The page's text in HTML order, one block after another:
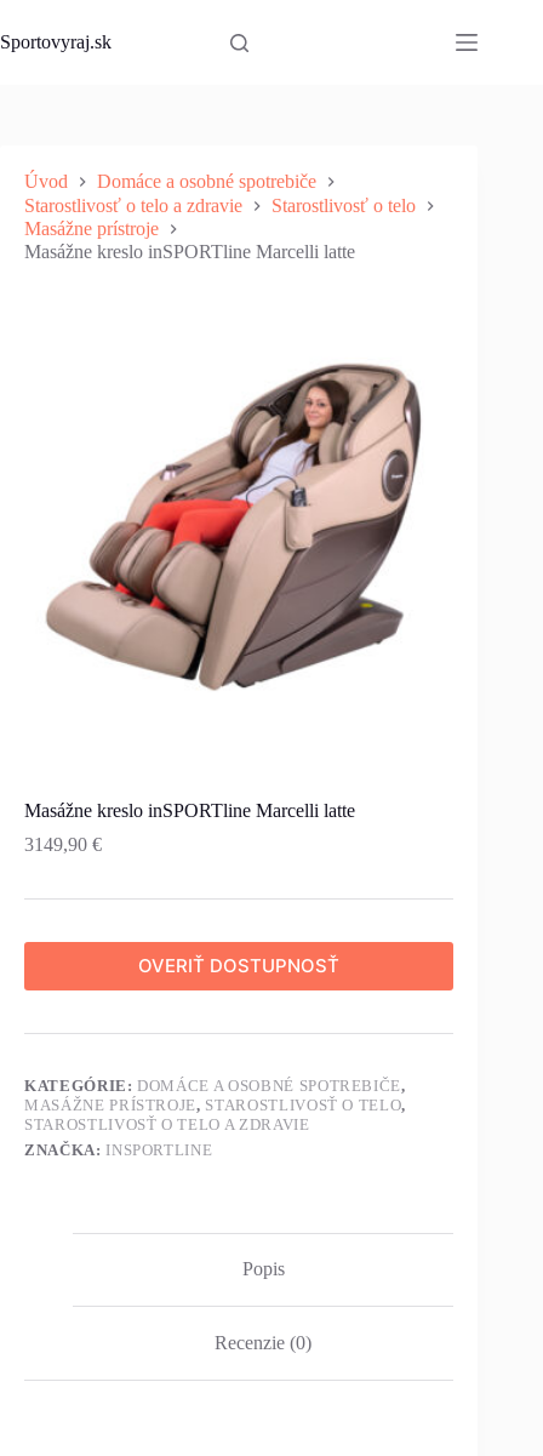
to
content
Sportovyraj.sk
Úvod
Domáce a osobné spotrebiče
Starostlivosť o telo a zdravie
Starostlivosť o telo
Masážne prístroje
Masážne kreslo inSPORTline Marcelli latte
Masážne kreslo inSPORTline Marcelli latte
3149,90 €
OVERIŤ DOSTUPNOSŤ
KATEGÓRIE:DOMÁCE A OSOBNÉ SPOTREBIČE,
MASÁŽNE PRÍSTROJE, STAROSTLIVOSŤ O TELO,
STAROSTLIVOSŤ O TELO A ZDRAVIE
ZNAČKA: INSPORTLINE
Popis
Recenzie (0)